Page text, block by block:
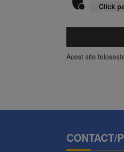
Click
Acest site
CONTACT/